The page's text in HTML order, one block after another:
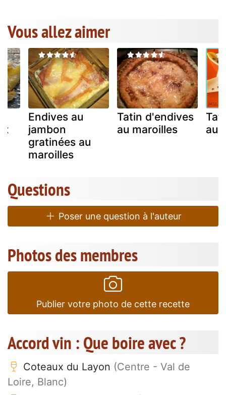
Vous allez aimer
Endives au
jambon
gratinées au
maroilles
Tatin d'endives
au maroilles
au
Questions
Poser une question à l'auteur
Photos des membres
Publier votre photo de cette recette
Accord vin : Que boire avec ?
Coteaux du Layon (Centre - Val de
Loire, Blanc)